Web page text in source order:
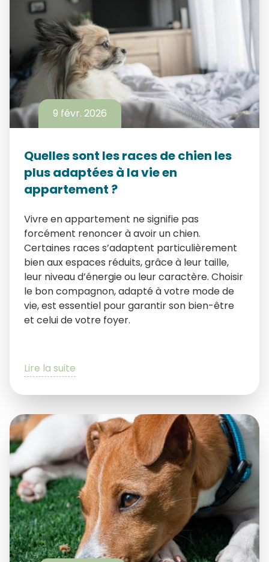
9 févr. 2026
Quelles sont les races de chien les
plus adaptées à la vie en
appartement ?
Vivre en appartement ne signifie pas
forcément renoncer à avoir un chien.
Certaines races s’adaptent particulièrement
bien aux espaces réduits, grâce à leur taille,
leur niveau d’énergie ou leur caractère. Choisir
le bon compagnon, adapté à votre mode de
vie, est essentiel pour garantir son bien-être
et celui de votre foyer.
Lire la suite